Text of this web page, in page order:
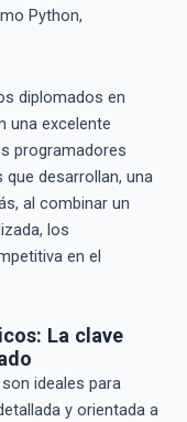
Python,
diplomados en
una excelente
programadores
desarrollan, una
al combinar un
los
en el
La clave
ideales para
y orientada a